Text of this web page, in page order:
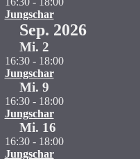
Jungschar
Sep. 2026
Mi. 2
16:30- 18:00
Jungschar
Mi. 9
16:30- 18:00
Jungschar
Mi. 16
16:30- 18:00
Jungschar